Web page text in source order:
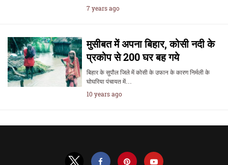
7 years ago
मुसीबत में अपना बिहार, कोसी नदी के
प्रकोप से 200 घर बह गये
बिहार के सुपौल जिले में कोसी के उफान के कारण निर्मली के
घोघरिया पंचायत में…
10 years ago